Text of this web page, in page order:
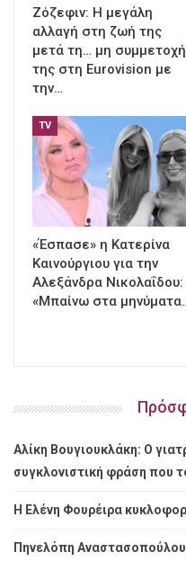
Ζόζεφιν: Η μεγάλη
αλλαγή στη ζωή της
μετά τη… μη συμμετοχή
της στη Eurovision με
την…
TV
«Έσπασε» η Κατερίνα
Καινούργιου για την
Αλεξάνδρα Νικολαΐδου:
«Μπαίνω στα
Αλίκη Βουγιουκλάκη: Ο
συγκλονιστική φράση που
Η Ελένη Φουρέιρα
Πηνελόπη